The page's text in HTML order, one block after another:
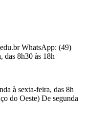
WhatsApp: (49)
das 8h30 às 18h
à sexta-feira, das 8h
do Oeste) De segunda